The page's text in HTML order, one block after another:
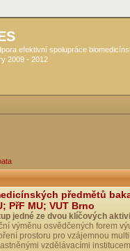
efektivní spolupráce
2009 - 2012
předmětů
PřF MU; VUT Brno
jedné ze dvou klíčových
výměnu osvědčených forem
prostoru pro vzájemnou
vzdělávacími